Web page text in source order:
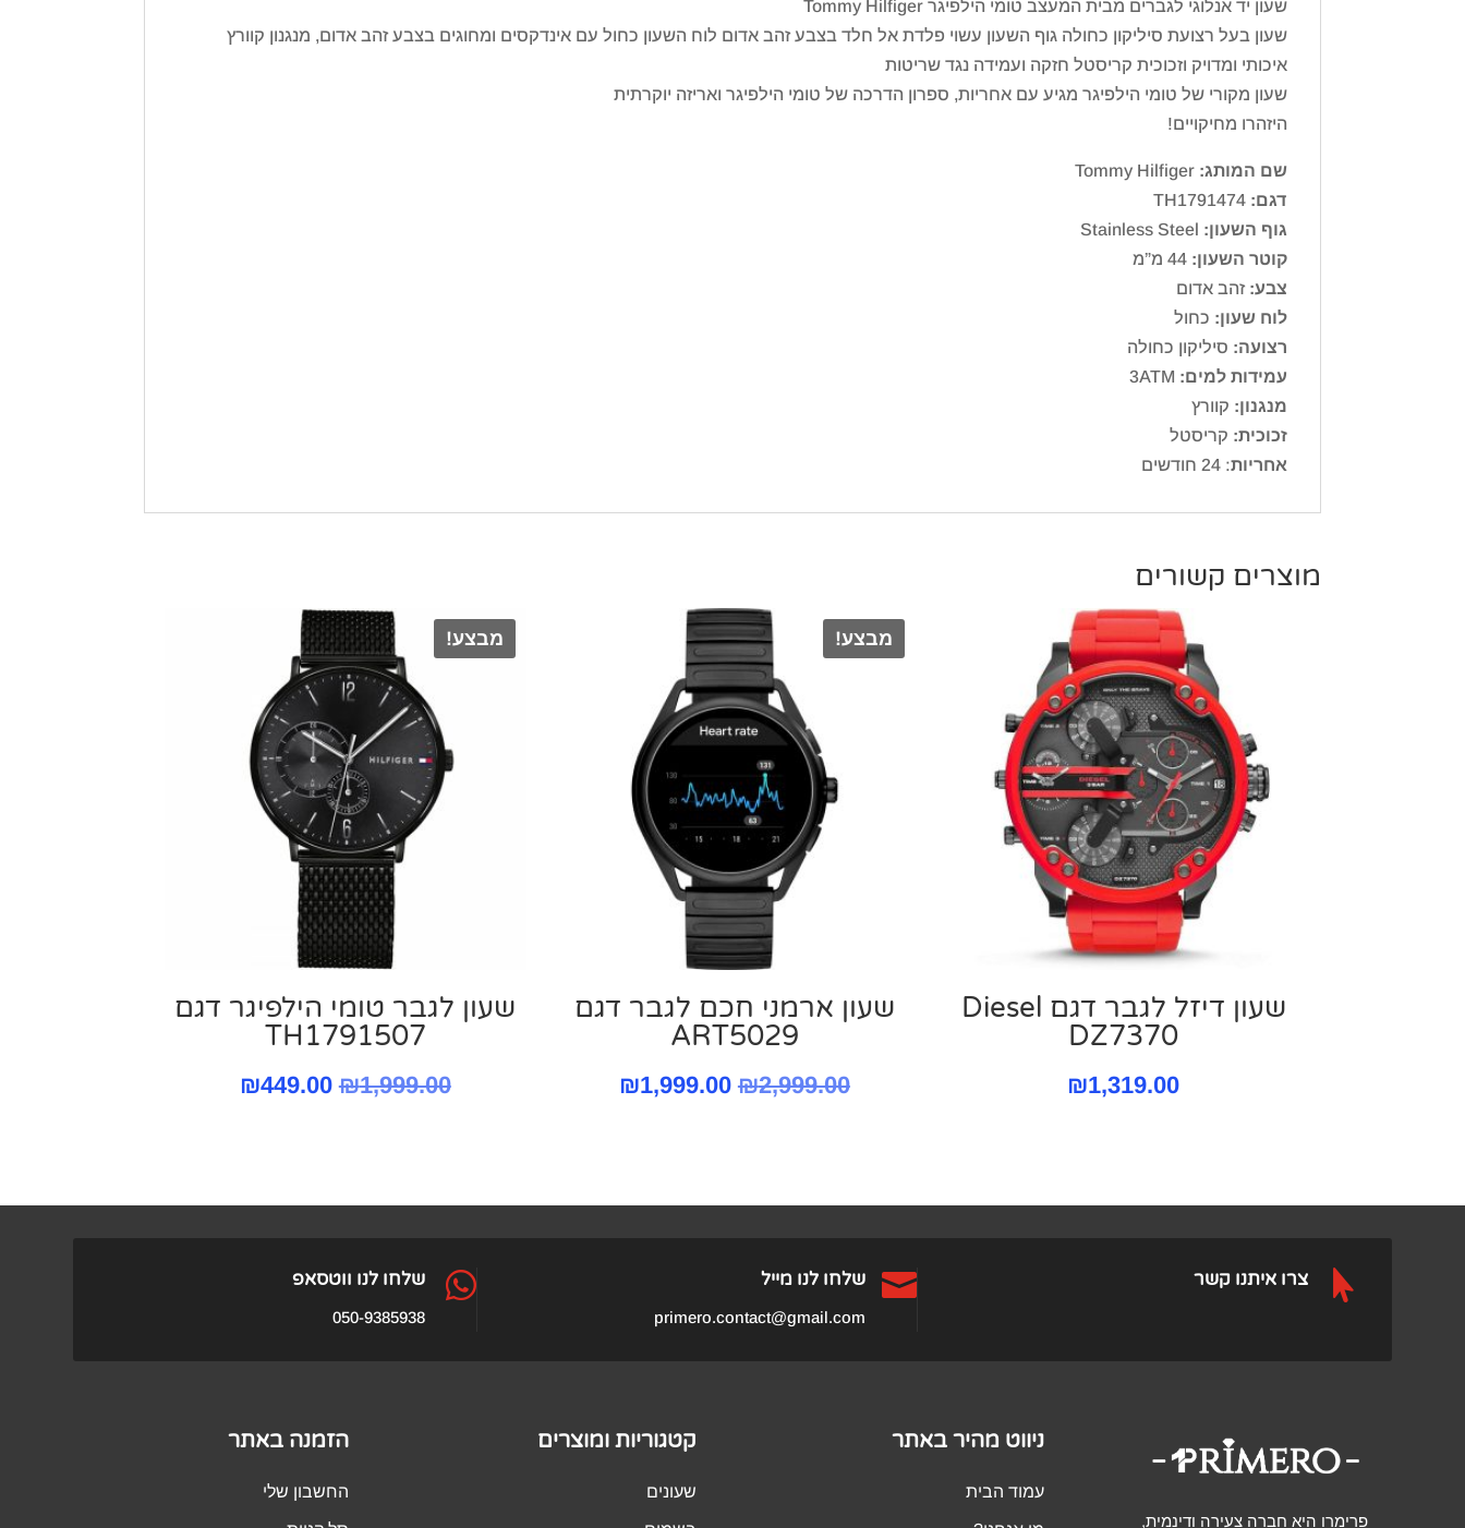
שעון יד אנלוגי לגברים מבית המעצב טומי הילפיגר Tommy Hilfiger
שעון בעל רצועת סיליקון כחולה גוף השעון עשוי פלדת אל חלד בצבע זהב אדום לוח השעון כחול עם אינדקסים ומחוגים בצבע זהב אדום, מנגנון קוורץ
איכותי ומדויק וזכוכית קריסטל חזקה ועמידה נגד שריטות
שעון מקורי של טומי הילפיגר מגיע עם אחריות, ספרון הדרכה של טומי הילפיגר ואריזה יוקרתית
היזהרו מחיקויים!
שם המותג:
דגם:
גוף השעון: Stainless Steel
קוטר השעון:
צבע: זהב אדום
לוח שעון: כחול
רצועה: סיליקון כחולה
עמידות למים:
מנגנון: קוורץ
זכוכית: קריסטל
אחריות: 24 חודשים
מוצרים קשורים
שעון דיזל לגבר דגם Diesel
DZ7370
₪1,319.00
מבצע!
שעון ארמני חכם לגבר דגם
ART5029
₪2,999.00
המחיר
₪2,999.00.
₪1,999.00
₪1,999.00.
מבצע!
שעון ‏לגבר טומי הילפיגר דגם
TH1791507
₪1,999.00
המחיר
₪1,999.00.
₪449.00
₪449.00.
 שלחו לנו ווטסאפ
050-9385938
 שלחו לנו מייל
primero.contact@gmail.com
 צרו איתנו קשר
הזמנה באתר
החשבון שלי
קטגוריות ומוצרים
שעונים
ניווט מהיר באתר
עמוד הבית
פרימרו היא חברה צעירה ודינמית,